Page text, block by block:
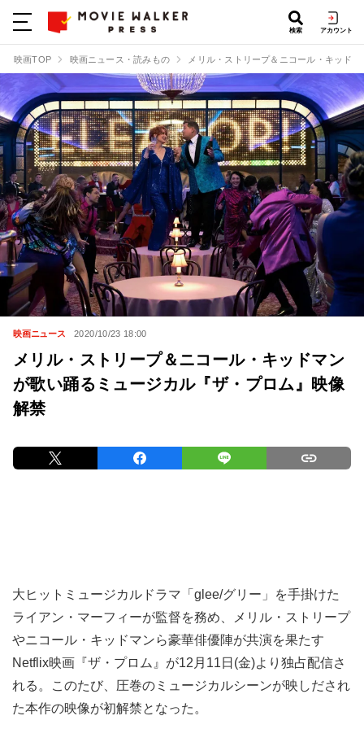
検索 アカウント
映画TOP 映画ニュース・読みもの メリル・ストリープ＆ニコール・キッド
映画ニュース 2020/10/23 18:00
メリル・ストリープ＆ニコール・キッドマン
が歌い踊るミュージカル『ザ・プロム』映像
解禁
大ヒットミュージカルドラマ「glee/グリー」を手掛けた
ライアン・マーフィーが監督を務め、メリル・ストリープ
やニコール・キッドマンら豪華俳優陣が共演を果たす
Netflix映画『ザ・プロム』が12月11日(金)より独占配信さ
れる。このたび、圧巻のミュージカルシーンが映しだされ
た本作の映像が初解禁となった。